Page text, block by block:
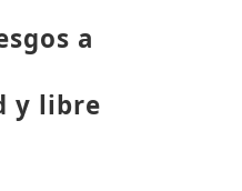
a
y libre